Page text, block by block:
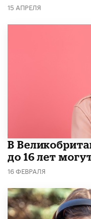
15 АПРЕЛЯ
В
до 16 лет
16 ФЕВРАЛЯ